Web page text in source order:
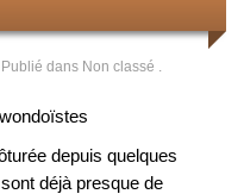
2010
Publié dans Non classé .
depuis quelques
déjà presque de